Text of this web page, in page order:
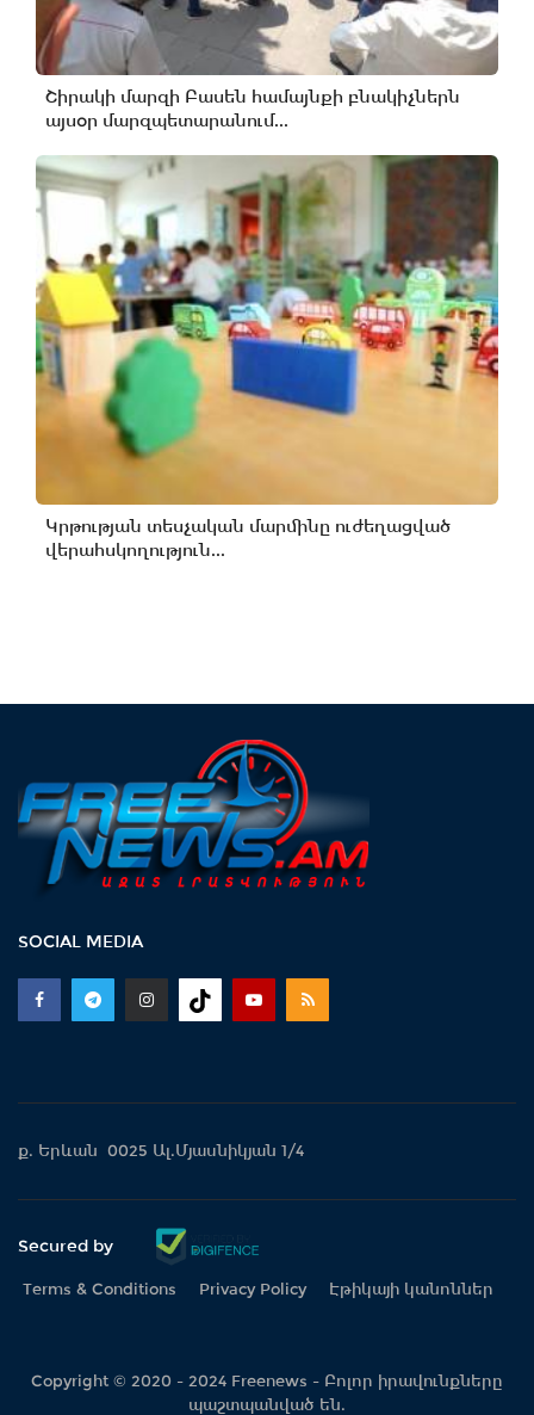
Շիրակի մարզի Բասեն համայնքի բնակիչներն
այսօր մարզպետարանում...
Կրթության տեսչական մարմինը ուժեղացված
վերահսկողություն...
SOCIAL MEDIA
ք. Երևան 0025 Ալ.Մյասնիկյան 1/4
Secured by
Terms & Conditions Privacy Policy Էթիկայի կանոններ
Copyright © 2020 - 2024 Freenews - Բոլոր իրավունքները
պաշտպանված են.